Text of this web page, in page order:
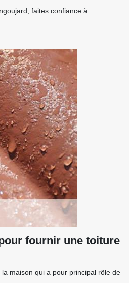
faites confiance à
fournir une toiture
maison qui a pour principal rôle de